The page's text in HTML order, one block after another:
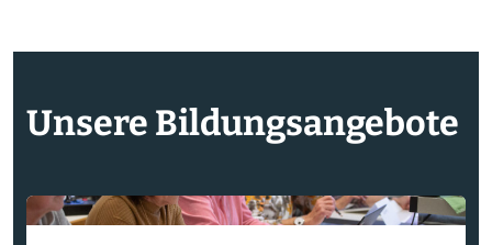
Unsere Bildungsangebote